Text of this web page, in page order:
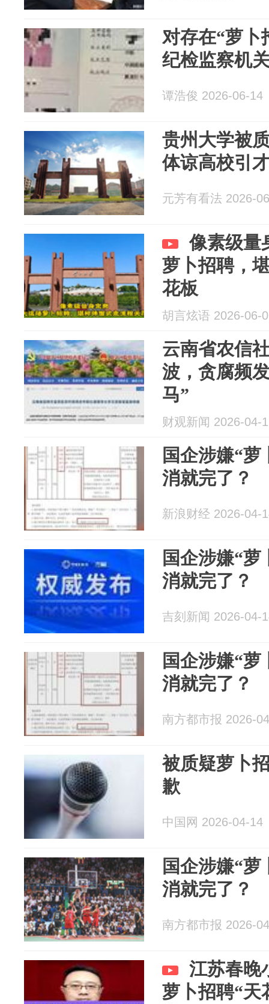
对存在“萝卜
纪检监察机
谭浩俊 2026-06-14
贵州大学被
体谅高校引
元芳有看法 2026-
像素级量
萝卜招聘，
花板
胡言炫语 2026-06-
云南省农信
波，贪腐频
马”
财观新闻 2026-04-
国企涉嫌“
消就完了？
新浪财经 2026-04-
国企涉嫌“
消就完了？
吉刻新闻 2026-04-
国企涉嫌“
消就完了？
南方都市报 2026-
被质疑萝卜
歉
中国网 2026-04-14
国企涉嫌“
消就完了？
南方都市报 2026-
江苏春晚
萝卜招聘“天